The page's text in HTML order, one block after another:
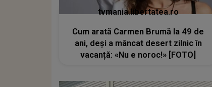
tvmania.libertatea.ro
Cum arată Carmen Brumă la 49 de
ani, deși a mâncat desert zilnic în
vacanță: «Nu e noroc!» [FOTO]